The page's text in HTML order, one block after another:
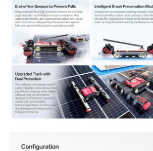
ऊर्जा भंडारण ध्वनि अवरोध